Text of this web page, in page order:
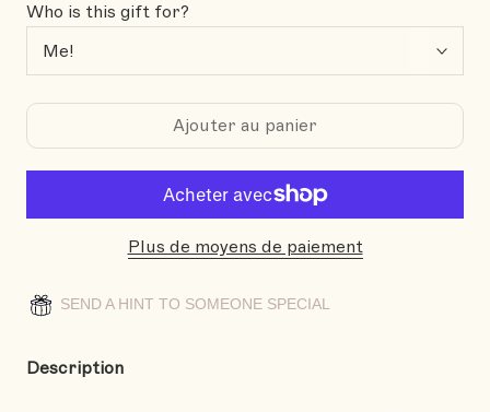
Who is this gift for?
Ajouter au panier
Plus de moyens de paiement
SEND A HINT TO SOMEONE SPECIAL
Description